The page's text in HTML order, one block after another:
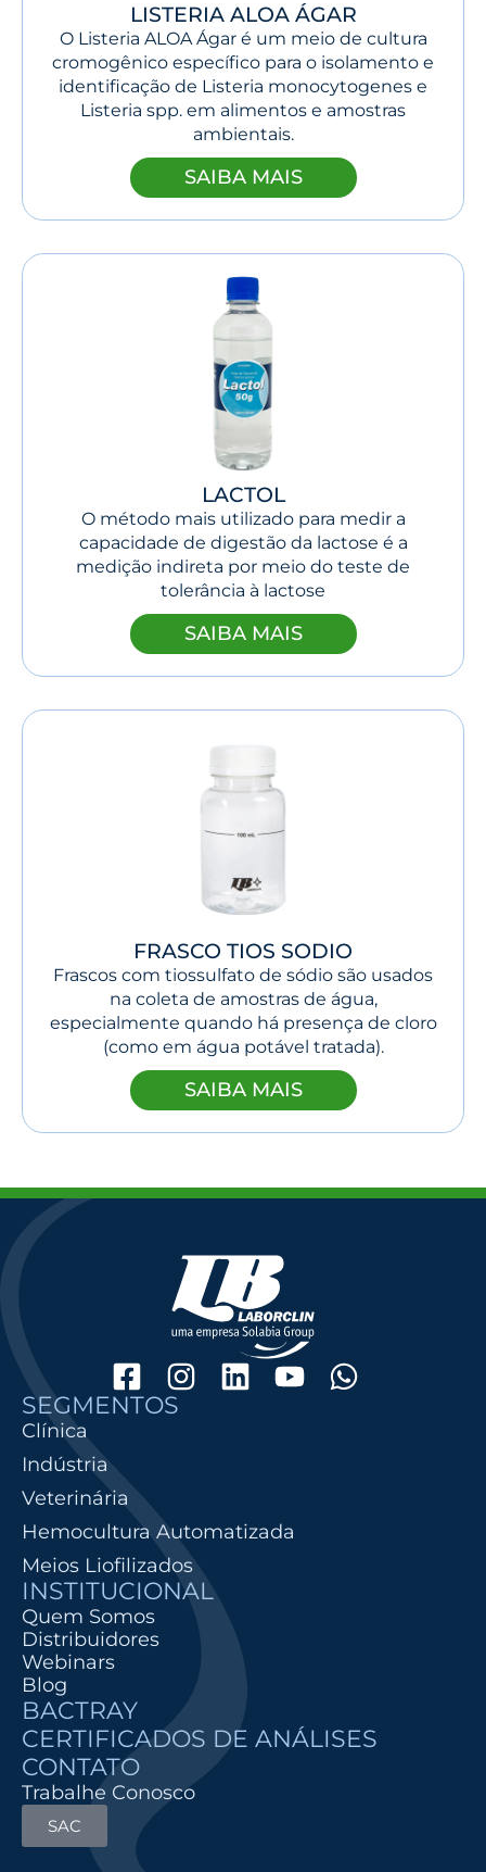
LISTERIA ALOA ÁGAR
O Listeria ALOA Ágar é um meio de cultura
cromogênico específico para o isolamento e
identificação de Listeria monocytogenes e
Listeria spp. em alimentos e amostras
ambientais.
SAIBA MAIS
LACTOL
O método mais utilizado para medir a
capacidade de digestão da lactose é a
medição indireta por meio do teste de
tolerância à lactose
SAIBA MAIS
FRASCO TIOS SODIO
Frascos com tiossulfato de sódio são usados
na coleta de amostras de água,
especialmente quando há presença de cloro
(como em água potável tratada).
SAIBA MAIS
SEGMENTOS
Clínica
Indústria
Veterinária
Hemocultura Automatizada
Meios Liofilizados
INSTITUCIONAL
Quem Somos
Distribuidores
Webinars
Blog
BACTRAY
CERTIFICADOS DE ANÁLISES
CONTATO
Trabalhe Conosco
SAC